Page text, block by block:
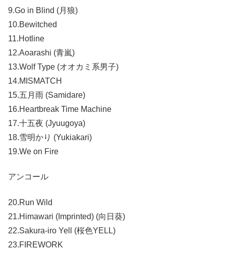
9.Go in Blind (月狼)
10.Bewitched
11.Hotline
12.Aoarashi (青嵐)
13.Wolf Type (オオカミ系男子)
14.MISMATCH
15.五月雨 (Samidare)
16.Heartbreak Time Machine
17.十五夜 (Jyuugoya)
18.雪明かり (Yukiakari)
19.We on Fire
アンコール
20.Run Wild
21.Himawari (Imprinted) (向日葵)
22.Sakura-iro Yell (桜色YELL)
23.FIREWORK